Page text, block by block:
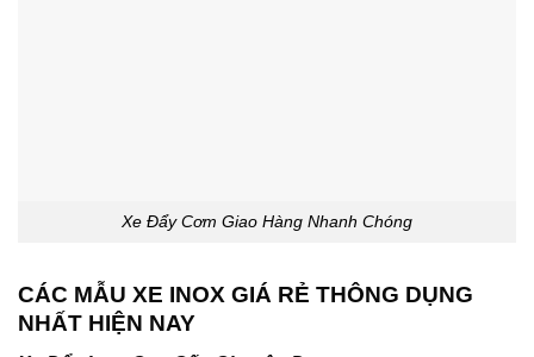
Xe Đẩy Cơm Giao Hàng Nhanh Chóng
CÁC MẪU XE INOX GIÁ RẺ THÔNG DỤNG
NHẤT HIỆN NAY